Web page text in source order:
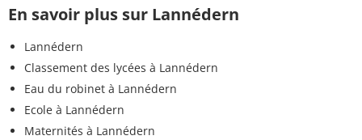
En savoir plus sur Lannédern
Lannédern
Classement des lycées à Lannédern
Eau du robinet à Lannédern
Ecole à Lannédern
Maternités à Lannédern